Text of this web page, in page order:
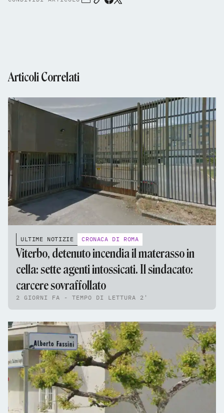
Articoli Correlati
ULTIME NOTIZIE CRONACA DI ROMA
Viterbo, detenuto incendia il materasso in
cella: sette agenti intossicati. Il sindacato:
carcere sovraffollato
2 GIORNI FA - TEMPO DI LETTURA 2'